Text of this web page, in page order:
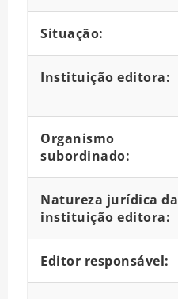
Situação:
Instituição editora:
Organismo
subordinado:
Natureza jurídica da
instituição editora:
Editor responsável: